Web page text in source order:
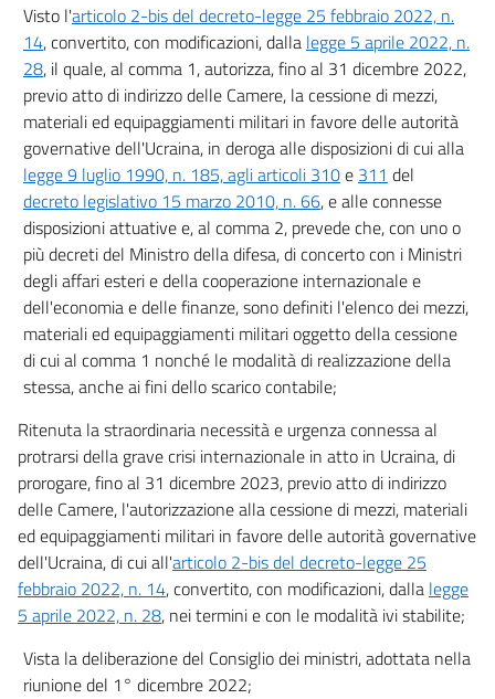
Visto l'articolo 2-bis del decreto-legge 25 febbraio 2022, n.
14, convertito, con modificazioni, dalla legge 5 aprile 2022, n.
28, il quale, al comma 1, autorizza, fino al 31 dicembre 2022,
previo atto di indirizzo delle Camere, la cessione di mezzi,
materiali ed equipaggiamenti militari in favore delle autorità
governative dell'Ucraina, in deroga alle disposizioni di cui alla
legge 9 luglio 1990, n. 185, agli articoli 310e 311 del
decreto legislativo 15 marzo 2010, n. 66, e alle connesse
disposizioni attuative e, al comma 2, prevede che, con uno o
più decreti del Ministro della difesa, di concerto con i Ministri
degli affari esteri e della cooperazione internazionale e
dell'economia e delle finanze, sono definiti l'elenco dei mezzi,
materiali ed equipaggiamenti militari oggetto della cessione
di cui al comma 1 nonché le modalità di realizzazione della
stessa, anche ai fini dello scarico contabile;
Ritenuta la straordinaria necessità e urgenza connessa al
protrarsi della grave crisi internazionale in atto in Ucraina, di
prorogare, fino al 31 dicembre 2023, previo atto di indirizzo
delle Camere, l'autorizzazione alla cessione di mezzi, materiali
ed equipaggiamenti militari in favore delle autorità governative
dell'Ucraina, di cui all'articolo 2-bis del decreto-legge 25
febbraio 2022, n. 14, convertito, con modificazioni, dalla legge
5 aprile 2022, n. 28, nei termini e con le modalità ivi stabilite;
Vista la deliberazione del Consiglio dei ministri, adottata nella
riunione del 1° dicembre 2022;